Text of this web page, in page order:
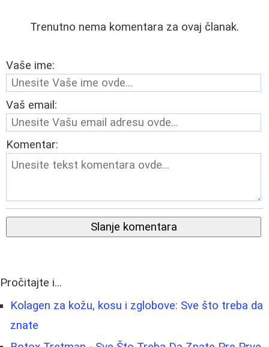
Trenutno nema komentara za ovaj članak.
Vaše ime:
Vaš email:
Komentar:
Slanje komentara
Pročitajte i...
Kolagen za kožu, kosu i zglobove: Sve što treba da
znate